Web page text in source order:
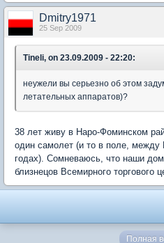
Dmitry1971
25 Sep 2009
Tineli, on 23.09.2009 - 22:20:
неужели вы серьезно об этом
летательных аппаратов)?
38 лет живу в Наро-Фоминском
один самолет (и то в поле, между
годах). Сомневаюсь, что наши
близнецов Всемирного торгового
Полная